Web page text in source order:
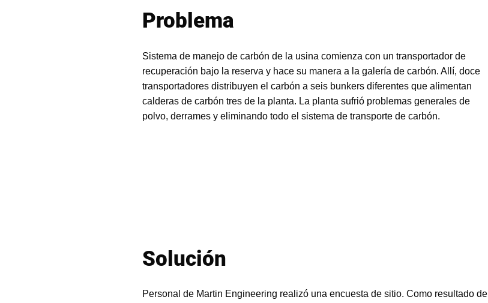
Problema
Sistema de manejo de carbón de la usina comienza con un transportador de
recuperación bajo la reserva y hace su manera a la galería de carbón. Allí, doce
transportadores distribuyen el carbón a seis bunkers diferentes que alimentan
calderas de carbón tres de la planta. La planta sufrió problemas generales de
polvo, derrames y eliminando todo el sistema de transporte de carbón.
Solución
Personal de Martin Engineering realizó una encuesta de sitio. Como resultado de